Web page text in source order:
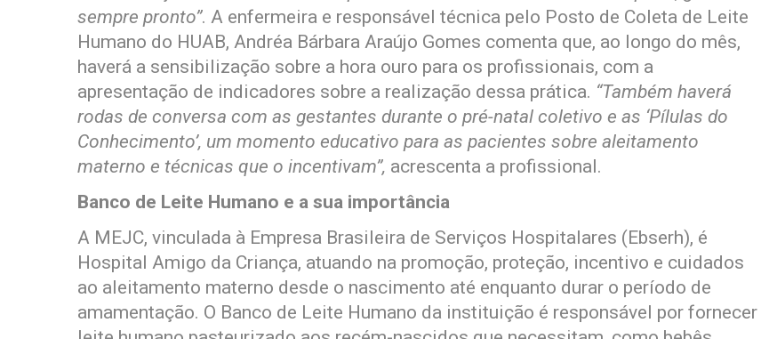
sempre pronto”. A enfermeira e responsável técnica pelo Posto de Coleta de Leite
Humano do HUAB, Andréa Bárbara Araújo Gomes comenta que, ao longo do mês,
haverá a sensibilização sobre a hora ouro para os profissionais, com a
apresentação de indicadores sobre a realização dessa prática. “Também haverá
rodas de conversa com as gestantes durante o pré-natal coletivo e as ‘Pílulas do
Conhecimento’, um momento educativo para as pacientes sobre aleitamento
materno e técnicas que o incentivam”, acrescenta a profissional.
Banco de Leite Humano e a sua importância
A MEJC, vinculada à Empresa Brasileira de Serviços Hospitalares (Ebserh), é
Hospital Amigo da Criança, atuando na promoção, proteção, incentivo e cuidados
ao aleitamento materno desde o nascimento até enquanto durar o período de
amamentação. O Banco de Leite Humano da instituição é responsável por fornecer